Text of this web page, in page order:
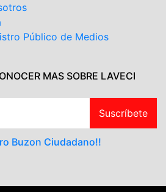
Público de Medios
MAS SOBRE LAVECI
Suscríbete
Buzon Ciudadano!!